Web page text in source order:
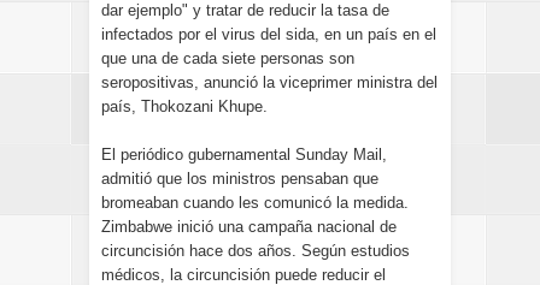
dar ejemplo" y tratar de reducir la tasa de
infectados por el virus del sida, en un país en el
que una de cada siete personas son
seropositivas, anunció la viceprimer ministra del
país, Thokozani Khupe.
El periódico gubernamental Sunday Mail,
admitió que los ministros pensaban que
bromeaban cuando les comunicó la medida.
Zimbabwe inició una campaña nacional de
circuncisión hace dos años. Según estudios
médicos, la circuncisión puede reducir el